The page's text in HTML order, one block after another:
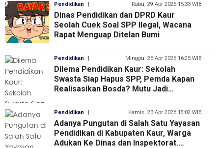
Pendidikan | Rabu, 29 Apr 2026 15:33 WIB
Dinas Pendidikan dan DPRD Kaur
Seolah Cuek Soal SPP Ilegal, Wacana
Rapat Menguap Ditelan Bumi
Pendidikan | Minggu, 26 Apr 2026 16:25 WIB
Dilema Pendidikan Kaur: Sekolah
Swasta Siap Hapus SPP, Pemda Kapan
Realisasikan Bosda? Mutu Jadi
Pendidikan | Kamis, 23 Apr 2026 18:02 WIB
Adanya Pungutan di Salah Satu Yayasan
Pendidikan di Kabupaten Kaur, Warga
Adukan Ke Dinas dan Inspektorat.